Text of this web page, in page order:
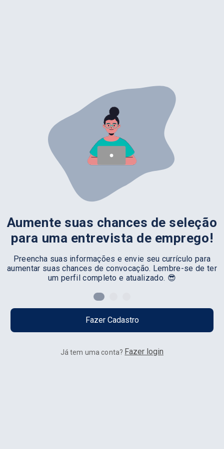
Aumente suas chances de seleção
para uma entrevista de emprego!
Preencha suas informações e envie seu currículo para
aumentar suas chances de convocação. Lembre-se de ter
um perfil completo e atualizado. 😎
Fazer Cadastro
Já tem uma conta? Fazer login